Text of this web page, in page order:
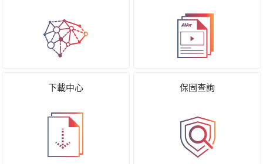
下載中心 保固查詢